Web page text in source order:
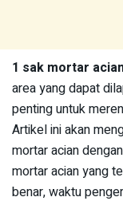
1 sak mortar
area yang dapat
penting untuk
Artikel ini akan
mortar acian
mortar acian yang
benar, waktu